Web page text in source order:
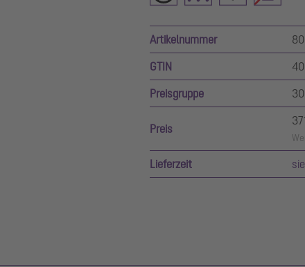
Artikelnummer
GTIN
Preisgruppe 30
Preis
Lieferzeit